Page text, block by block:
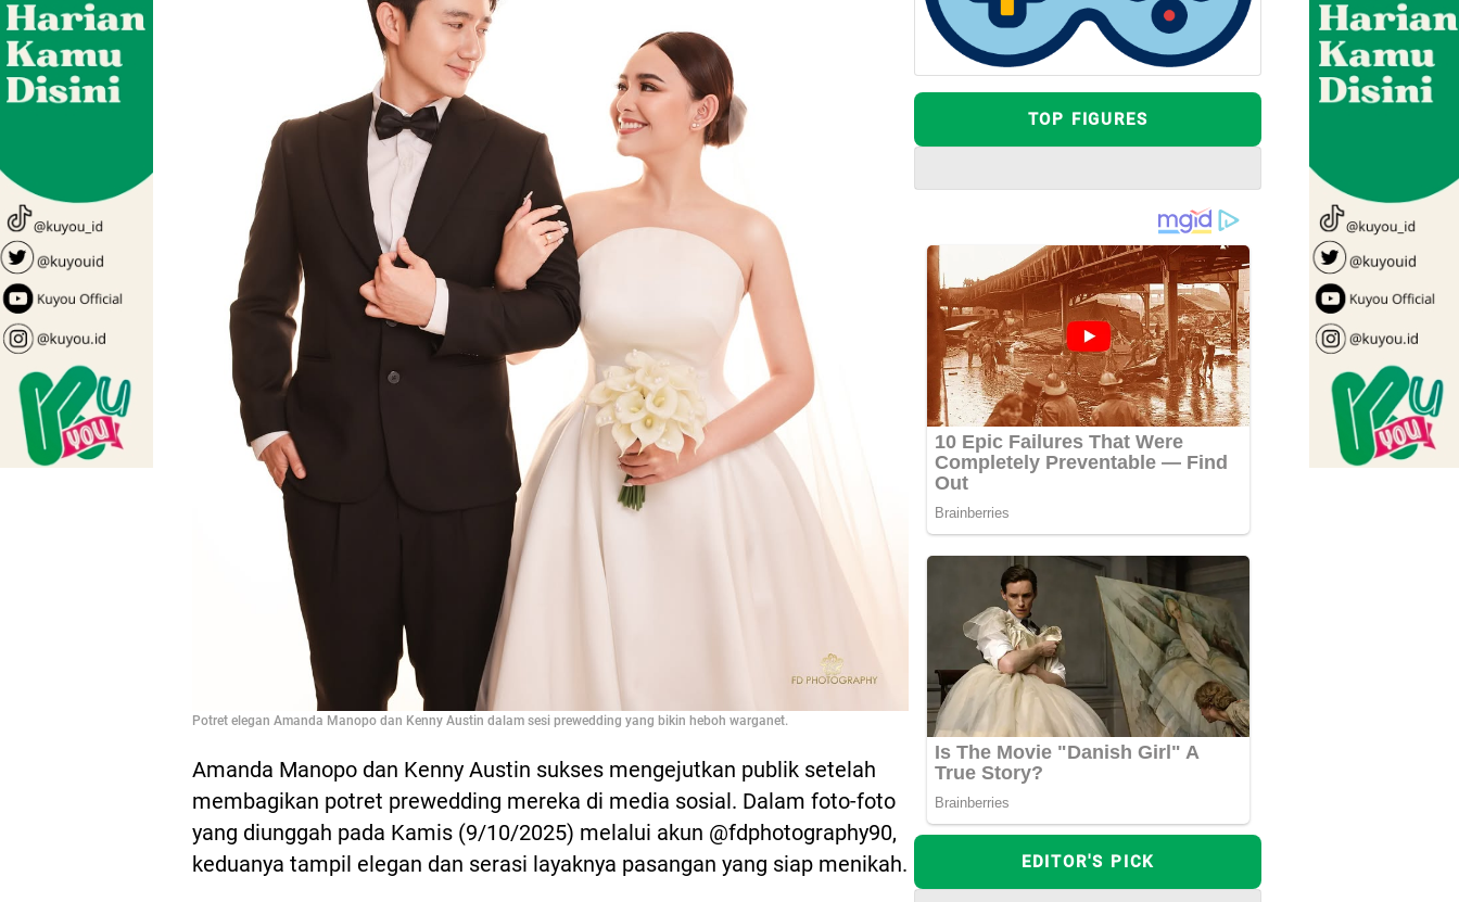
Potret elegan Amanda Manopo dan Kenny Austin dalam sesi prewedding yang bikin heboh warganet.
Amanda Manopo dan Kenny Austin sukses mengejutkan publik setelah
membagikan potret prewedding mereka di media sosial. Dalam foto-foto
yang diunggah pada Kamis (9/10/2025) melalui akun @fdphotography90,
keduanya tampil elegan dan serasi layaknya pasangan yang siap menikah.
TOP FIGURES
EDITOR'S PICK